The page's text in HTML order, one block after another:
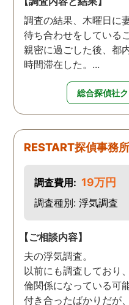
調査の結果、木曜日に
待ち合わせをしている
親密に過ごした後、都
時間滞在した。...
総合探偵社
RESTART探偵事務
調査費用: 19万円
調査種別: 浮気調査
【ご相談内容】
夫の浮気調査。
以前にも調査しており
倫関係になっている可
付き合ったばかりだが